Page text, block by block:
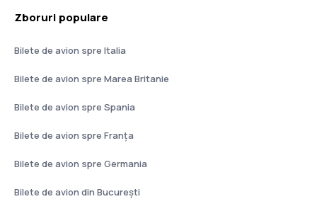
Zboruri populare
Bilete de avion spre Italia
Bilete de avion spre Marea Britanie
Bilete de avion spre Spania
Bilete de avion spre Franţa
Bilete de avion spre Germania
Bilete de avion din București